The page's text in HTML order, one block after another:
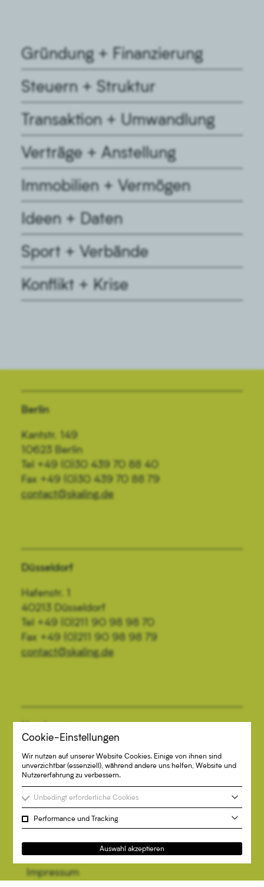
Cookie-Einstellungen
Wir nutzen auf unserer Website Cookies. Einige von ihnen sind
unverzichtbar (essenziell), während andere uns helfen, Website und
Nutzererfahrung zu verbessern.
Unbedingt erforderliche Cookies
Performance und Tracking
Auswahl akzeptieren
Gründung + Finanzierung
Steuern + Struktur
Transaktion + Umwandlung
Verträge + Anstellung
Immobilien + Vermögen
Ideen + Daten
Sport + Verbände
Konflikt + Krise
Impressum
Berlin
Kantstr. 149
10623 Berlin
Tel +49 (0)30 439 70 88 40
Fax +49 (0)30 439 70 88 79
contact@skaling.de
Düsseldorf
Hafenstr. 1
40213 Düsseldorf
Tel +49 (0)211 90 98 98 70
Fax +49 (0)211 90 98 98 79
contact@skaling.de
Hamburg
Colonnaden 96
20354 Hamburg
Tel +49 (0)40 334 68 37 40
Fax +49 (0)40 334 68 37 79
contact@skaling.de